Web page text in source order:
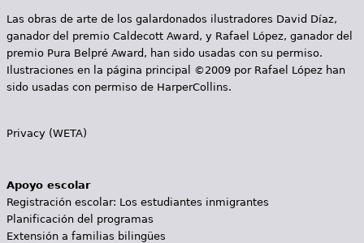
Las obras de arte de los galardonados ilustradores David Díaz,
ganador del premio Caldecott Award, y Rafael López, ganador del
premio Pura Belpré Award, han sido usadas con su permiso.
Ilustraciones en la página principal ©2009 por Rafael López han
sido usadas con permiso de HarperCollins.
Privacy (WETA)
Apoyo escolar
Registración escolar: Los estudiantes inmigrantes
Planificación del programas
Extensión a familias bilingües